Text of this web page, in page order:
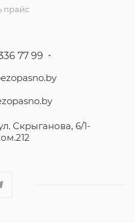
прайс
77 99
Скрыганова, 6/1-